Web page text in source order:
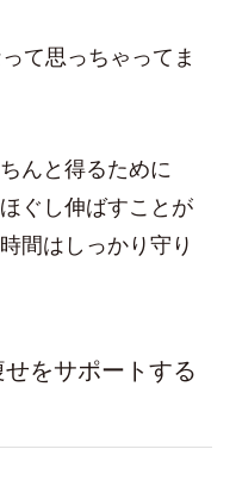
て思っちゃってま
んと得るために
ぐし伸ばすことが
間はしっかり守り
をサポートする